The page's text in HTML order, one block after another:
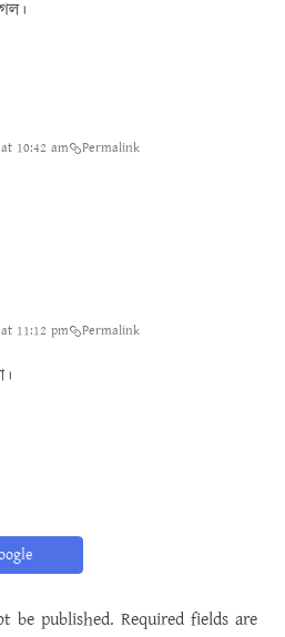
10:42 am Permalink
11:12 pm Permalink
be published. Required fields are